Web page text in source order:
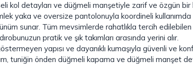
kol detayları ve düğmeli manşetiyle zarif ve özgün bir
yaka ve oversize pantolonuyla koordineli
sunar. Tüm mevsimlerde rahatlıkla tercih edilebilen
pratik ve şık takımları arasında yerini alır.
yapısı ve dayanıklı kumaşıyla güvenli ve
tuniğin önden düğmeli kapama ve düğmeli manşet